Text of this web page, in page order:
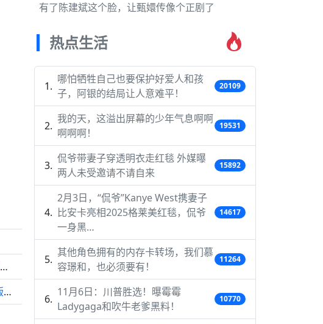
吴宗宪回应汪小菲带子女出游，称其有权为孩子拍照
《北鸢》十周年珍藏版上市，被誉为“民国版《红楼梦》”
有了陈建斌这个脸，让甄嬛传像个正剧了
热点生活
哪怕牺牲自己也要保护好爱人和孩
子，阿银的结局让人意难平！
20109
我的天，这溢出屏幕的少年气息啊啊
啊啊啊！
19531
侃爷带妻子穿透明衣走红毯 外媒曝
两人未受邀请不请自来
15892
2月3日，“侃爷”Kanye West携妻子
比安卡亮相2025格莱美红毯，侃爷
一身黑…
14617
其他角色拥有的内存卡转场，我们慕
容璟和，也必须要有！
11264
11月6日：川普胜选！曝霉霉
Ladygaga和吹牛老爹黑料！
10770